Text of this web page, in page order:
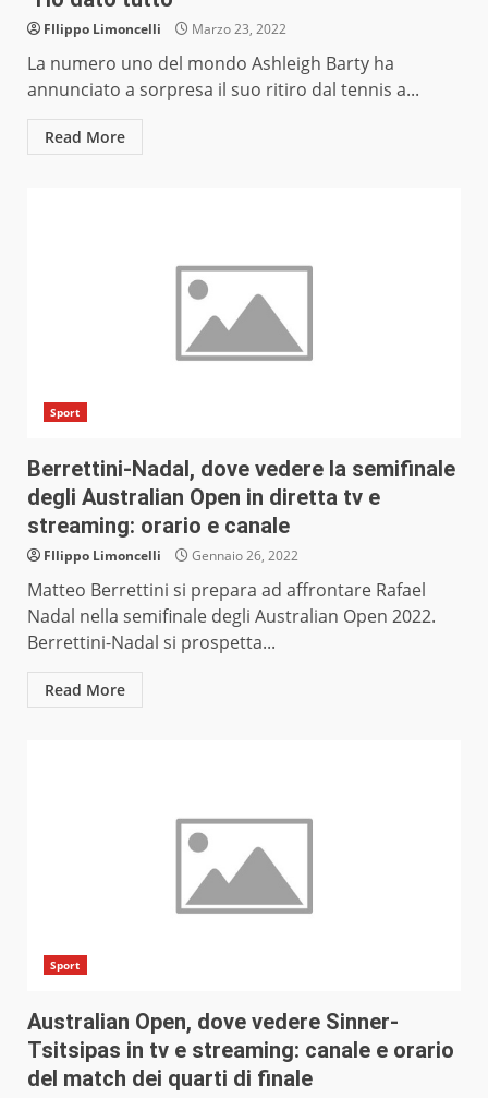
FIlippo Limoncelli Marzo 23, 2022
La numero uno del mondo Ashleigh Barty ha
annunciato a sorpresa il suo ritiro dal tennis a...
Read More
Sport
Berrettini-Nadal, dove vedere la semifinale
degli Australian Open in diretta tv e
streaming: orario e canale
FIlippo Limoncelli Gennaio 26, 2022
Matteo Berrettini si prepara ad affrontare Rafael
Nadal nella semifinale degli Australian Open 2022.
Berrettini-Nadal si prospetta...
Read More
Sport
Australian Open, dove vedere Sinner-
Tsitsipas in tv e streaming: canale e orario
del match dei quarti di finale